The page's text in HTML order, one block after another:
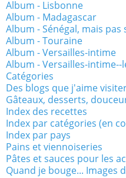
Album - Lisbonne
Album - Madagascar
Album - Sénégal, mais pas
Album - Touraine
Album - Versailles-intime
Album - Versailles-
Catégories
Des blogs que j'aime
Gâteaux, desserts,
Index des recettes
Index par catégories (en
Index par pays
Pains et viennoiseries
Pâtes et sauces pour les
Quand je bouge... Images